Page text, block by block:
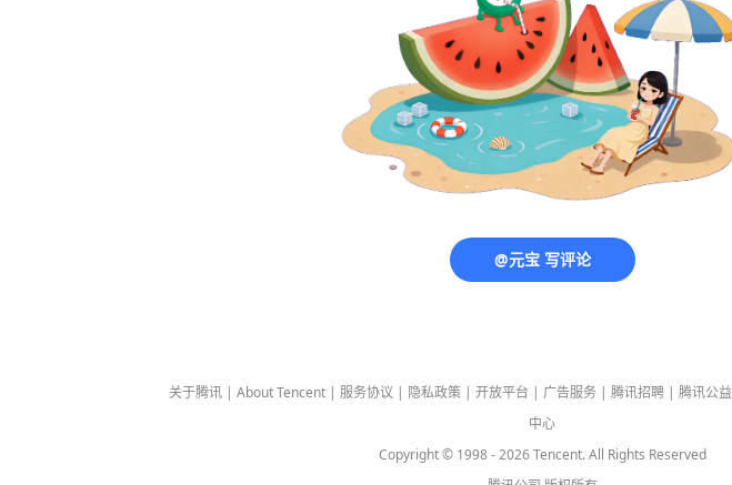
@元宝 写评论
关于腾讯 | About Tencent | 服务协议 | 隐私政策 | 开放平台 | 广告服务 | 腾讯招聘 | 腾讯公益
中心
Copyright © 1998 -2026Tencent. All Rights Reserved